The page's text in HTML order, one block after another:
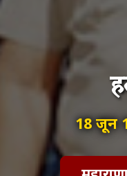
18 जून